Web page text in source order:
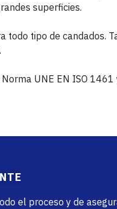
superficies.
todo tipo de candados.
UNE EN ISO
el proceso y de